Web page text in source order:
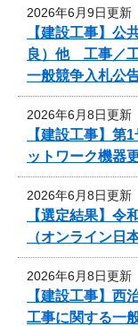
2026年6月9日更新
【建設工事】
良）他 工事／
一般競争入札公
2026年6月8日更新
【建設工事】
ットワーク機器
2026年6月8日更新
【選定結果】令
（オンライン日
2026年6月8日更新
【建設工事】
工事に関する一